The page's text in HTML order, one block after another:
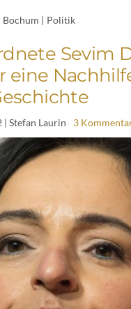
Bochum | Politik
Sevim
eine
| Stefan Laurin 3